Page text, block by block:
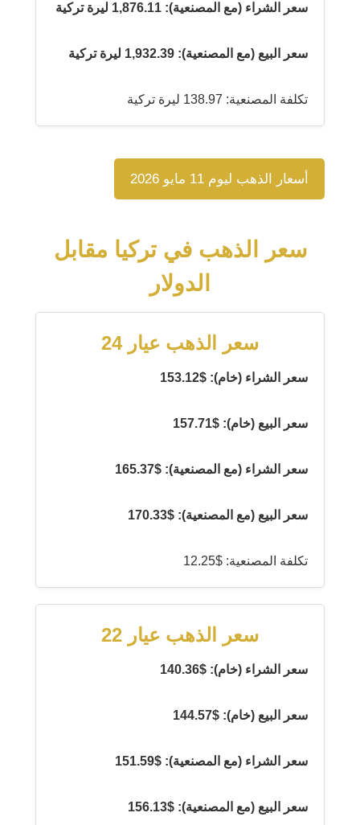
سعر الشراء (مع المصنعية): 1,876.11 ليرة تركية
سعر البيع (مع المصنعية): 1,932.39 ليرة تركية
تكلفة المصنعية: 138.97 ليرة تركية
أسعار الذهب ليوم 11 مايو 2026
سعر الذهب في تركيا مقابل
الدولار
سعر الذهب عيار 24
سعر الشراء (خام): $153.12
سعر البيع (خام): $157.71
سعر الشراء (مع المصنعية): $165.37
سعر البيع (مع المصنعية): $170.33
تكلفة المصنعية: $12.25
سعر الذهب عيار 22
سعر الشراء (خام): $140.36
سعر البيع (خام): $144.57
سعر الشراء (مع المصنعية): $151.59
سعر البيع (مع المصنعية): $156.13